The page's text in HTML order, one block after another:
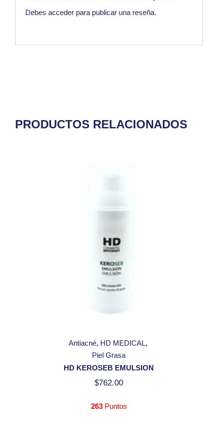
Debesacceder para publicar una reseña.
PRODUCTOS RELACIONADOS
Antiacné HD MEDICAL
Piel Grasa
HD KEROSEB EMULSION
$762.00
263Puntos